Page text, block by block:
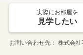
実際にお部屋を
見学したい
お問い合わせ先 株式会